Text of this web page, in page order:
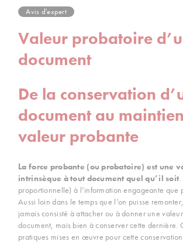
Avis d'expert
Valeur probatoire
document
De la conservation
document au
valeur probante
La force probante (ou probatoire) est une
intrinsèque à tout document quel qu’il soit.
proportionnelle) à l’information engageante que
Aussi loin dans le temps que l’on puisse
jamais consisté à attacher ou à donner une
document, mais bien à conserver cette dernière.
pratiques mises en œuvre pour cette